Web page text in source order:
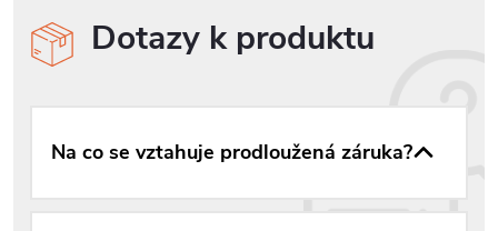
Dotazy k produktu
Na co se vztahuje prodloužená záruka?